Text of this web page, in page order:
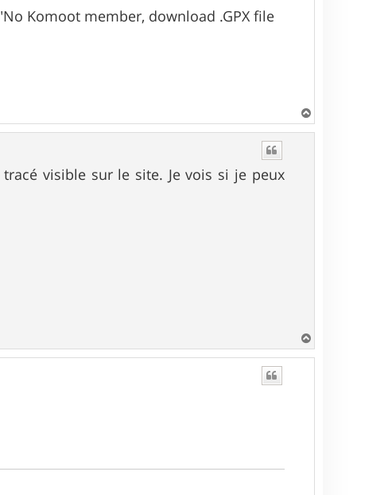
Komoot member, download .GPX file
a
visible sur le site. Je vois si je peux
a